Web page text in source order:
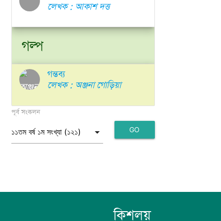
লেখক : আকাশ দত্ত
গল্প
গন্তব্য
লেখক : অঞ্জনা গোড়িয়া
পূর্ব সংকলন
GO
কিশলয়